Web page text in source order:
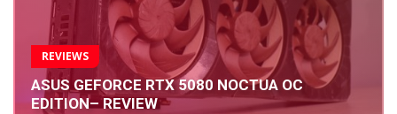
REVIEWS
ASUS GEFORCE RTX 5080 NOCTUA OC
EDITION– REVIEW